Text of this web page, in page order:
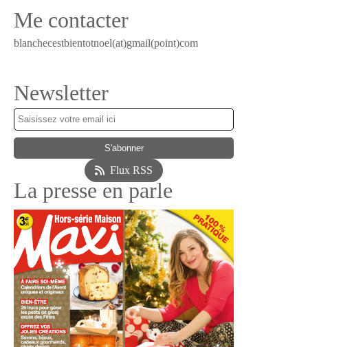
Me contacter
blanchecestbientotnoel(at)gmail(point)com
Newsletter
Flux RSS
La presse en parle